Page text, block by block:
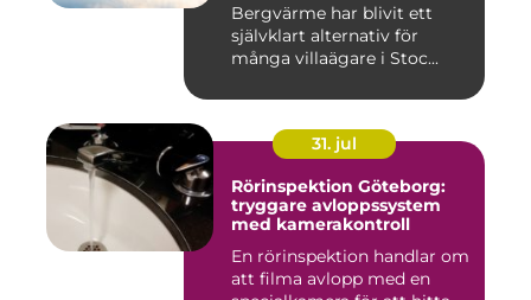
Bergvärme har blivit ett
självklart alternativ för
många villaägare i Stoc...
31. jul
Rörinspektion Göteborg:
tryggare avloppssystem
med kamerakontroll
En rörinspektion handlar om
att filma avlopp med en